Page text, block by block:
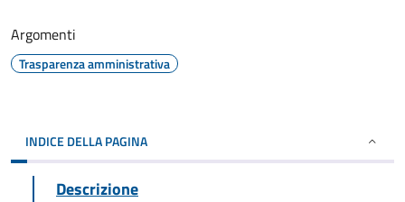
Argomenti
Trasparenza amministrativa
INDICE DELLA PAGINA
Descrizione